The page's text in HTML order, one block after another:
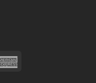
American